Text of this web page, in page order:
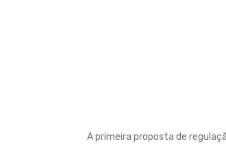
A primeira proposta de